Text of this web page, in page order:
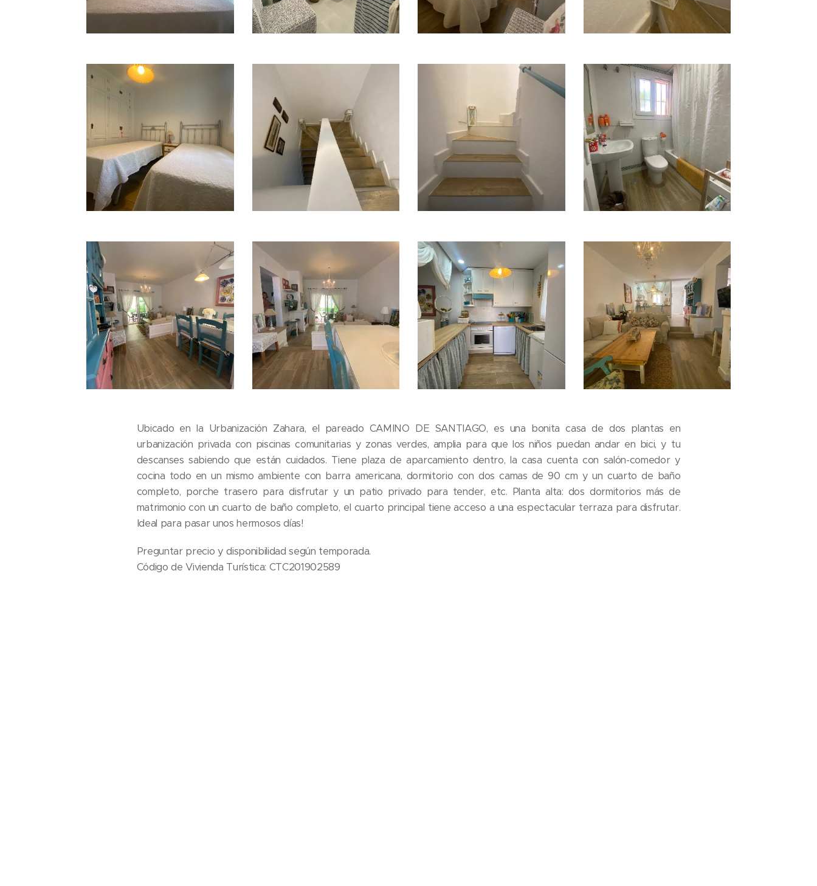
Ubicado en la Urbanización Zahara, el pareado CAMINO DE SANTIAGO, es una bonita casa de dos plantas en
urbanización privada con piscinas comunitarias y zonas verdes, amplia para que los niños puedan andar en bici, y tu
descanses sabiendo que están cuidados. Tiene plaza de aparcamiento dentro, la casa cuenta con salón-comedor y
cocina todo en un mismo ambiente con barra americana, dormitorio con dos camas de 90 cm y un cuarto de baño
completo, porche trasero para disfrutar y un patio privado para tender, etc. Planta alta: dos dormitorios más de
matrimonio con un cuarto de baño completo, el cuarto principal tiene acceso a una espectacular terraza para disfrutar.
Ideal para pasar unos hermosos días!
Preguntar precio y disponibilidad según temporada.
Código de Vivienda Turística: CTC201902589